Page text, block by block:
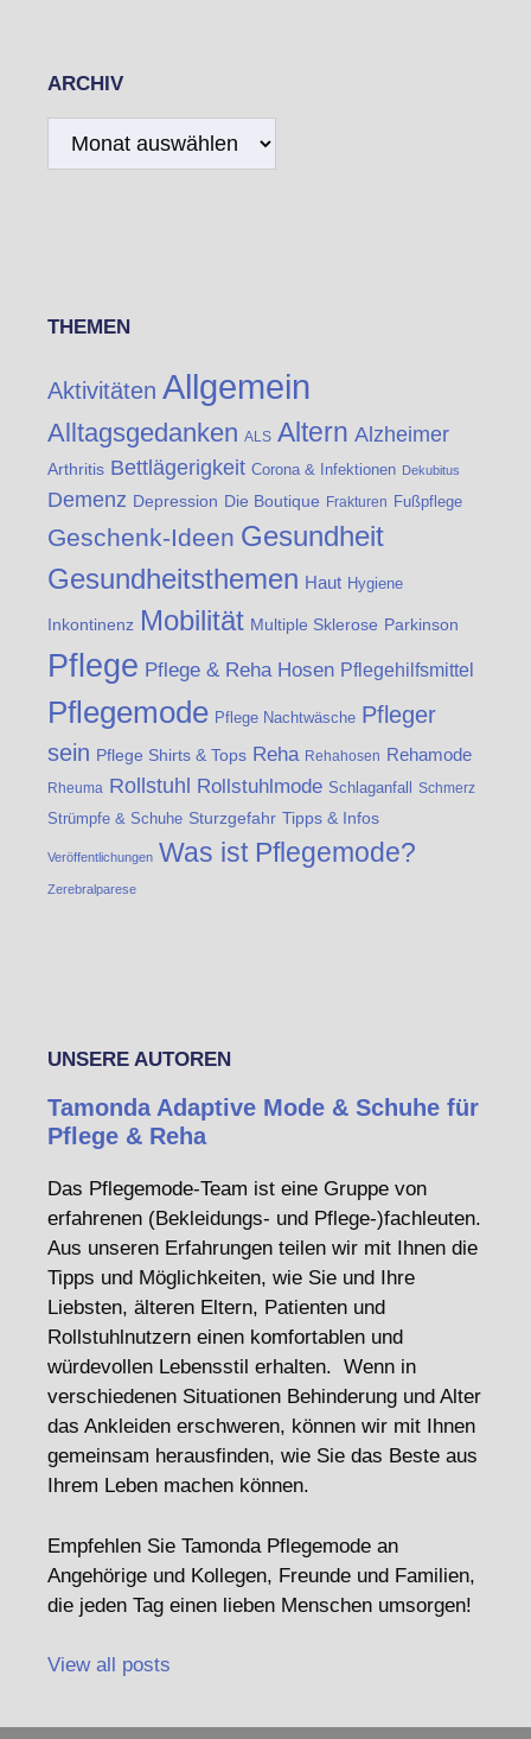
ARCHIV
Archiv
THEMEN
Aktivitäten Allgemein
Alltagsgedanken ALS Altern Alzheimer
Arthritis Bettlägerigkeit Corona & Infektionen Dekubitus
Demenz Depression Die Boutique Frakturen Fußpflege
Geschenk-Ideen Gesundheit
Gesundheitsthemen Haut Hygiene
Inkontinenz Mobilität Multiple Sklerose Parkinson
Pflege Pflege & Reha Hosen Pflegehilfsmittel
Pflegemode Pflege Nachtwäsche Pfleger
sein Pflege Shirts & Tops Reha Rehahosen Rehamode
Rheuma Rollstuhl Rollstuhlmode Schlaganfall Schmerz
Strümpfe & Schuhe Sturzgefahr Tipps & Infos
Veröffentlichungen Was ist Pflegemode?
Zerebralparese
UNSERE AUTOREN
Tamonda Adaptive Mode & Schuhe für
Pflege & Reha
Das Pflegemode-Team ist eine Gruppe von
erfahrenen (Bekleidungs- und Pflege-)fachleuten.
Aus unseren Erfahrungen teilen wir mit Ihnen die
Tipps und Möglichkeiten, wie Sie und Ihre
Liebsten, älteren Eltern, Patienten und
Rollstuhlnutzern einen komfortablen und
würdevollen Lebensstil erhalten. Wenn in
verschiedenen Situationen Behinderung und Alter
das Ankleiden erschweren, können wir mit Ihnen
gemeinsam herausfinden, wie Sie das Beste aus
Ihrem Leben machen können.
Empfehlen Sie Tamonda Pflegemode an
Angehörige und Kollegen, Freunde und Familien,
die jeden Tag einen lieben Menschen umsorgen!
View all posts